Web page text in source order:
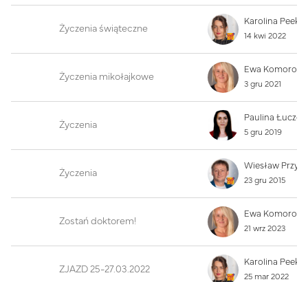
Życzenia świąteczne
Karolina Peek
14 kwi 2022
Życzenia mikołajkowe
3 gru 2021
Życzenia
5 gru 2019
Życzenia
Wiesław
23 gru 2015
Zostań doktorem!
21 wrz 2023
ZJAZD 25-27.03.2022
Karolina Peek
25 mar 2022